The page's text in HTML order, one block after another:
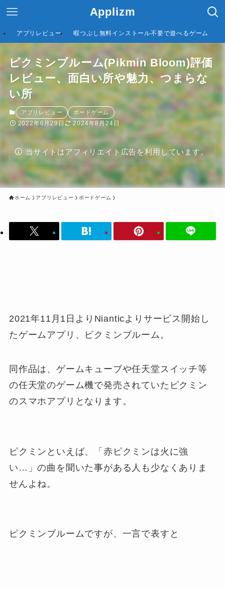
Applizm
アプリレビュー 暇つぶし無料インストール不要で遊べるゲーム
ピクミンブルーム(Pikmin Bloom)評価
レビュー、面白い所や魅力、つまらな
い所
アプリレビュー ボードゲーム
2022年6月29日 2024年8月24日
当サイトはアフィリエイト広告を利用しています。
ホーム アプリレビュー ボードゲーム
2021年11月1日よりNianticよりサービス開始し
たゲームアプリ、ピクミンブルーム。
同作品は、ゲームキューブや任天堂スイッチ等
の任天堂のゲーム機で発売されていたピクミン
のスマホアプリとなります。
ピクミンといえば、「赤ピクミンは火に強
い…」の曲を聞いた事がある人も少なくありま
せんよね。
ピクミンブルームですが、一言で表すと